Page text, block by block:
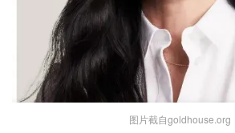
图片截自goldhouse.org